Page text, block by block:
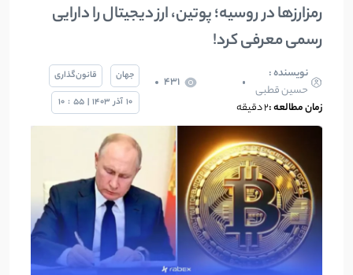
رمزارزها در روسیه؛ پوتین، ارز دیجیتال را دارایی
رسمی معرفی کرد!
نویسنده :
حسین قطبی
431
زمان مطالعه :2 دقیقه
جهان
قانون‌گذاری
10 آذر 1403
|
55
:
10